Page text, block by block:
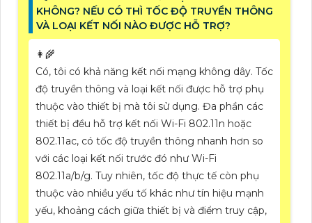
KHÔNG? NẾU CÓ THÌ TỐC ĐỘ TRUYỀN THÔNG
VÀ LOẠI KẾT NỐI NÀO ĐƯỢC HỖ TRỢ?
👩‍🌾
Có, tôi có khả năng kết nối mạng không dây. Tốc
độ truyền thông và loại kết nối được hỗ trợ phụ
thuộc vào thiết bị mà tôi sử dụng. Đa phần các
thiết bị đều hỗ trợ kết nối Wi-Fi 802.11n hoặc
802.11ac, có tốc độ truyền thông nhanh hơn so
với các loại kết nối trước đó như Wi-Fi
802.11a/b/g. Tuy nhiên, tốc độ thực tế còn phụ
thuộc vào nhiều yếu tố khác như tín hiệu mạnh
yếu, khoảng cách giữa thiết bị và điểm truy cập,